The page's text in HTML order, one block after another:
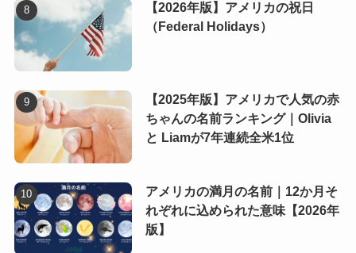
【2026年版】アメリカの祝日
（Federal Holidays）
【2025年版】アメリカで人気の赤
ちゃんの名前ランキング｜Olivia
と Liamが7年連続全米1位
アメリカの満月の名前｜12か月そ
れぞれに込められた意味【2026年
版】